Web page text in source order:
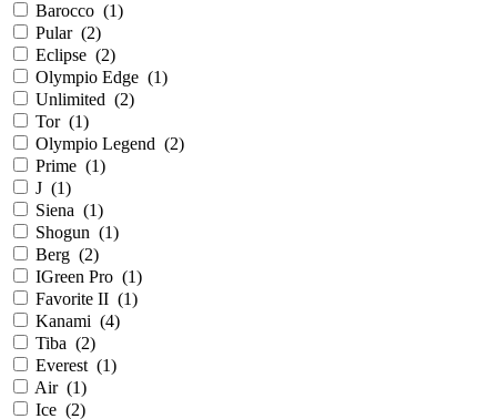
Barocco (1)
Pular (2)
Eclipse (2)
Olympio Edge (1)
Unlimited (2)
Tor (1)
Olympio Legend (2)
Prime (1)
J (1)
Siena (1)
Shogun (1)
Berg (2)
IGreen Pro (1)
Favorite II (1)
Kanami (4)
Tiba (2)
Everest (1)
Air (1)
Ice (2)